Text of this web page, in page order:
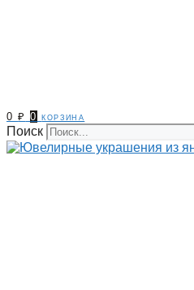
0₽ 0 корзина
Поиск